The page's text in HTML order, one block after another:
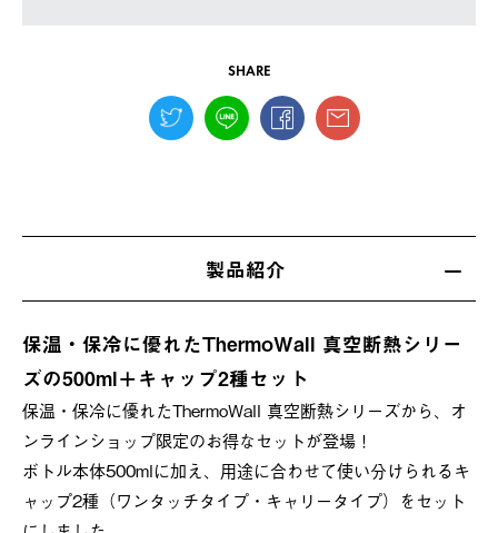
SHARE
製品紹介
保温・保冷に優れたThermoWall 真空断熱シリー
ズの500ml＋キャップ2種セット
保温・保冷に優れたThermoWall 真空断熱シリーズから、オ
ンラインショップ限定のお得なセットが登場！
ボトル本体500mlに加え、用途に合わせて使い分けられるキ
ャップ2種（ワンタッチタイプ・キャリータイプ）をセット